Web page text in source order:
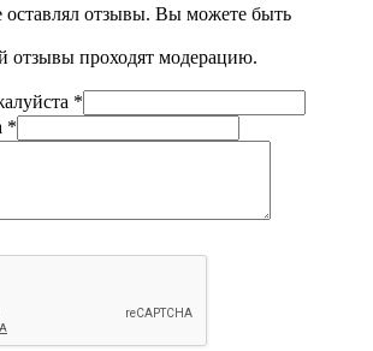
оставлял отзывы. Вы можете быть
отзывы проходят модерацию.
*
*